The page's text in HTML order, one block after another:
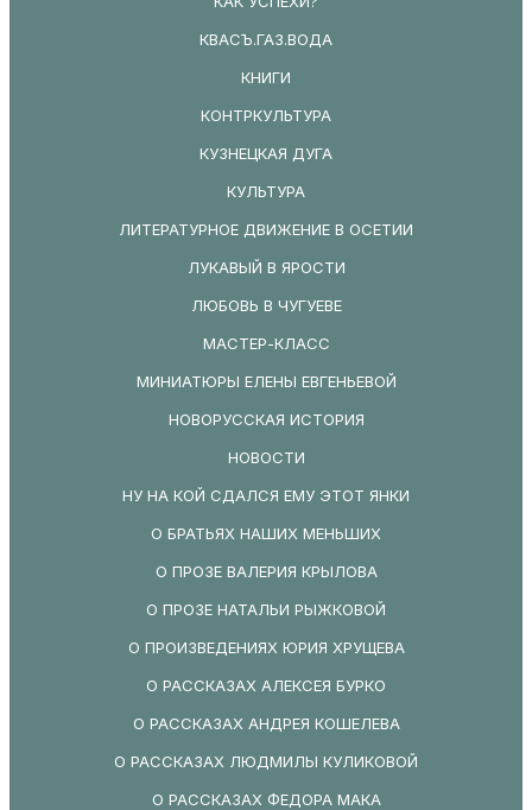
КВАСЪ.ГАЗ.ВОДА
КНИГИ
КОНТРКУЛЬТУРА
КУЗНЕЦКАЯ ДУГА
КУЛЬТУРА
ЛИТЕРАТУРНОЕ ДВИЖЕНИЕ В ОСЕТИИ
ЛУКАВЫЙ В ЯРОСТИ
ЛЮБОВЬ В ЧУГУЕВЕ
МАСТЕР-КЛАСС
МИНИАТЮРЫ ЕЛЕНЫ ЕВГЕНЬЕВОЙ
НОВОРУССКАЯ ИСТОРИЯ
НОВОСТИ
НУ НА КОЙ СДАЛСЯ ЕМУ ЭТОТ ЯНКИ
О БРАТЬЯХ НАШИХ МЕНЬШИХ
О ПРОЗЕ ВАЛЕРИЯ КРЫЛОВА
О ПРОЗЕ НАТАЛЬИ РЫЖКОВОЙ
О ПРОИЗВЕДЕНИЯХ ЮРИЯ ХРУЩЕВА
О РАССКАЗАХ АЛЕКСЕЯ БУРКО
О РАССКАЗАХ АНДРЕЯ КОШЕЛЕВА
О РАССКАЗАХ ЛЮДМИЛЫ КУЛИКОВОЙ
О РАССКАЗАХ ФЕДОРА МАКА